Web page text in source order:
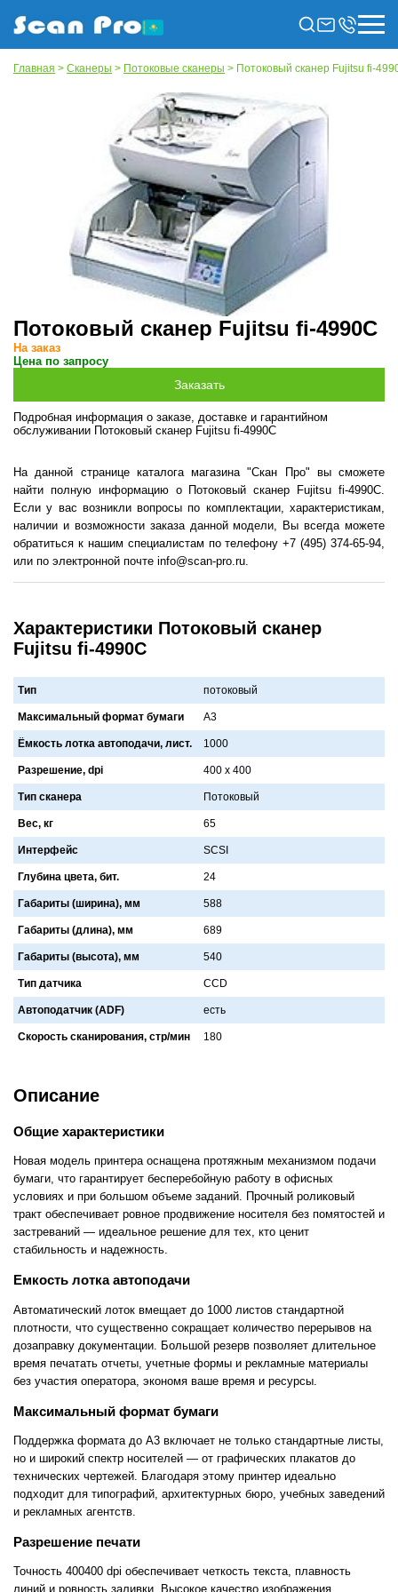
Главная > Сканеры > Потоковые сканеры > Потоковый сканер Fujitsu fi-
Потоковый сканер Fujitsu fi-4990C
На заказ
Цена по запросу
Подробная информация о заказе, доставке и гарантийном
обслуживании Потоковый сканер Fujitsu fi-4990C
На данной странице каталога магазина "Скан Про" вы сможете
найти полную информацию о Потоковый сканер Fujitsu fi-4990C.
Если у вас возникли вопросы по комплектации, характеристикам,
наличии и возможности заказа данной модели, Вы всегда можете
обратиться к нашим специалистам по телефону +7 (495) 374-65-94,
или по электронной почте info@scan-pro.ru.
Характеристики Потоковый сканер
Fujitsu fi-4990C
Тип потоковый
Максимальный формат бумаги A3
Ёмкость лотка автоподачи, лист. 1000
Разрешение, dpi 400 х 400
Тип сканера Потоковый
Вес, кг 65
Интерфейс SCSI
Глубина цвета, бит. 24
Габариты (ширина), мм 588
Габариты (длина), мм 689
Габариты (высота), мм 540
Тип датчика CCD
Автоподатчик (ADF) есть
Скорость сканирования, стр/мин 180
Описание
Общие характеристики
Новая модель принтера оснащена протяжным механизмом подачи
бумаги, что гарантирует бесперебойную работу в офисных
условиях и при большом объеме заданий. Прочный роликовый
тракт обеспечивает ровное продвижение носителя без помятостей и
застреваний — идеальное решение для тех, кто ценит
стабильность и надежность.
Емкость лотка автоподачи
Автоматический лоток вмещает до 1000 листов стандартной
плотности, что существенно сокращает количество перерывов на
дозаправку документации. Большой резерв позволяет длительное
время печатать отчеты, учетные формы и рекламные материалы
без участия оператора, экономя ваше время и ресурсы.
Максимальный формат бумаги
Поддержка формата до A3 включает не только стандартные листы,
но и широкий спектр носителей — от графических плакатов до
технических чертежей. Благодаря этому принтер идеально
подходит для типографий, архитектурных бюро, учебных заведений
и рекламных агентств.
Разрешение печати
Точность 400400 dpi обеспечивает четкость текста, плавность
линий и ровность заливки. Высокое качество изображения